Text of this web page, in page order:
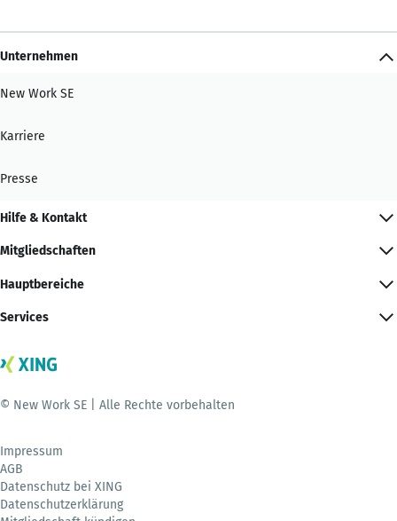
Unternehmen
New Work SE
Karriere
Presse
Hilfe & Kontakt
Mitgliedschaften
Hauptbereiche
Services
© New Work SE | Alle Rechte vorbehalten
Impressum
AGB
Datenschutz bei XING
Datenschutzerklärung